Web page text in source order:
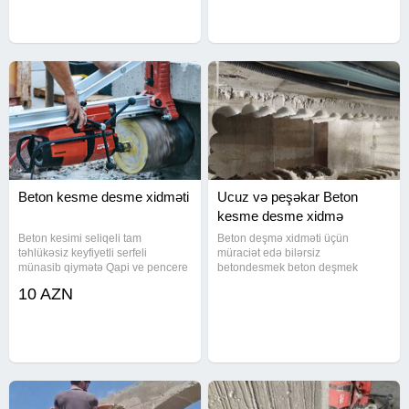
Beton kesme desme xidməti
Beton kesimi seliqeli tam
təhlükəsiz keyfiyetli serfeli
münasib qiymətə Qapi ve pencere
arakesmelerin monolit ve
10 AZN
Ucuz və peşəkar Beton
kesme desme xidmə
Beton deşmə xidməti üçün
müraciət edə bilərsiz
betondesmek beton deşmek